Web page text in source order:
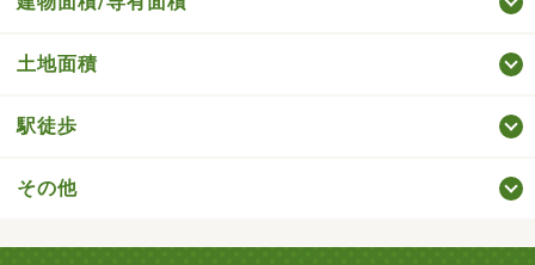
土地面積
駅徒歩
その他